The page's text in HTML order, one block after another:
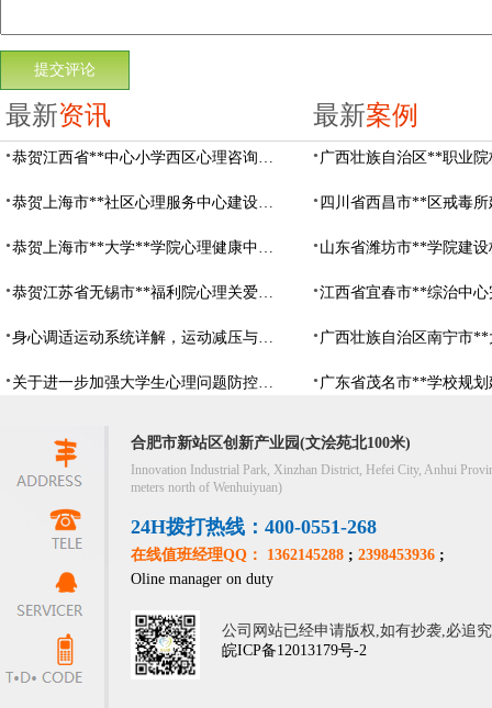
最新资讯
恭贺江西省**中心小学西区心理咨询教室设备采购项目由阳光心健代理商中标
恭贺上海市**社区心理服务中心建设项目由阳光心健代理商中标
恭贺上海市**大学**学院心理健康中心建设项目由阳光心健代理商中标
恭贺江苏省无锡市**福利院心理关爱中心建设项目由阳光心健代理商中标
身心调适运动系统详解，运动减压与心理调适全指南
关于进一步加强大学生心理问题防控，防控大学生心理危机
最新案例
合肥市新站区创新产业园(文浍苑北100米)
Innovation Industrial Park, Xinzhan District, Hefei City, Anhui
meters north of Wenhuiyuan)
24H拨打热线：400-0551-268
在线值班经理QQ： 1362145288 ; 2398453936 ;
Oline manager on duty
公司网站已经申请版权,如有抄袭,必追
皖ICP备12013179号-2